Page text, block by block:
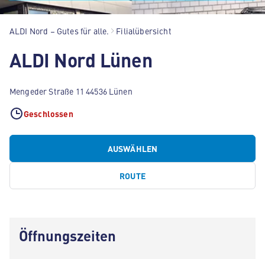
ALDI Nord – Gutes für alle. Filialübersicht
ALDI Nord Lünen
Mengeder Straße 11 44536 Lünen
Geschlossen
AUSWÄHLEN
ROUTE
Öffnungszeiten